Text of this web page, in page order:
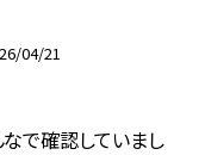
04/21
なで確認していまし